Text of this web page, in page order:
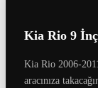
Kia Rio 9
Kia Rio 2006-
aracınıza